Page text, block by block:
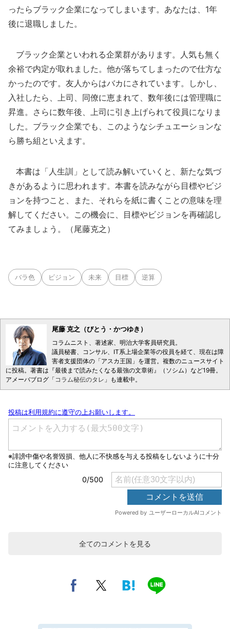
ったらブラック企業になってしまいます。あなたは、1年
後に退職しました。
ブラック企業といわれる企業群があります。人気も無く
余裕で内定が取れました。他が落ちてしまったので仕方な
かったのです。友人からはバカにされています。しかし、
入社したら、上司、同僚に恵まれて、数年後には管理職に
昇進。さらに数年後、上司に引き上げられて役員になりま
した。ブラック企業でも、このようなシチュエーションな
ら勝ち組といえます。
本書は「人生訓」として読み解いていくと、新たな気づ
きがあるように思われます。本書を読みながら目標やビジ
ョンを持つこと、また、それらを紙に書くことの意味を理
解してください。この機会に、目標やビジョンを再確認し
てみましょう。（尾藤克之）
バラ色 ビジョン 未来 目標 逆算
尾藤 克之（びとう・かつゆき）
コラムニスト、著述家、明治大学客員研究員。
議員秘書、コンサル、IT系上場企業等の役員を経て、現在は障
害者支援団体の「アスカ王国」を運営。複数のニュースサイト
に投稿。著書は『最後まで読みたくなる最強の文章術』（ソシム）など19冊。
アメーバブログ「コラム秘伝のタレ 」も連載中。
全てのコメントを見る